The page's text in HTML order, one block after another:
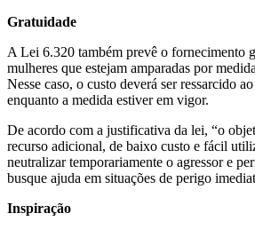
Gratuidade
A Lei 6.320 também prevê o fornecimento
mulheres que estejam amparadas por
Nesse caso, o custo deverá ser ressarcido
enquanto a medida estiver em vigor.
De acordo com a justificativa da lei, “o
recurso adicional, de baixo custo e fácil
neutralizar temporariamente o agressor e
busque ajuda em situações de perigo
Inspiração